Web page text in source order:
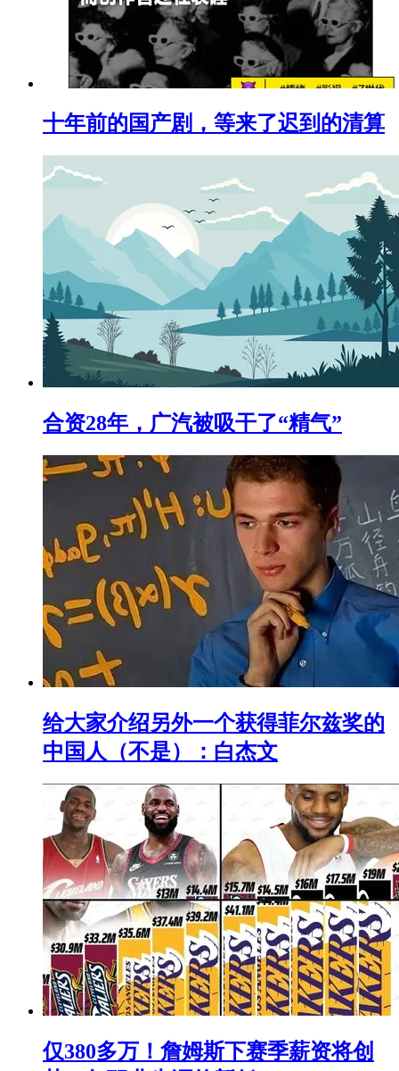
十年前的国产剧，等来了迟到的清算
合资28年，广汽被吸干了“精气”
给大家介绍另外一个获得菲尔兹奖的
中国人（不是）：白杰文
仅380多万！詹姆斯下赛季薪资将创